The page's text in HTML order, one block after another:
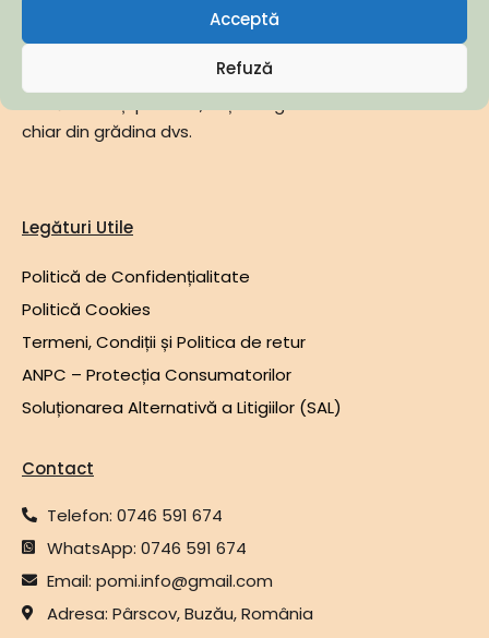
Acceptă
Refuză
Furnizăm pomi fructiferi exotici de cea mai bună
chiar din grădina dvs.
Legături Utile
Politică de Confidențialitate
Politică Cookies
Termeni, Condiții și Politica de retur
ANPC – Protecția Consumatorilor
Soluționarea Alternativă a Litigiilor (SAL)
Contact
Telefon: 0746 591 674
WhatsApp: 0746 591 674
Email: pomi.info@gmail.com
Adresa: Pârscov, Buzău, România